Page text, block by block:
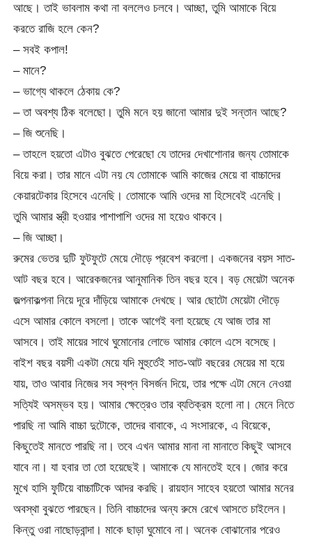
আছে। তাই ভাবলাম কথা না বললেও চলবে। আচ্ছা, তুমি আমাকে বিয়ে
করতে রাজি হলে কেন?
– সবই কপাল!
– মানে?
– ভাগ্যে থাকলে ঠেকায় কে?
– তা অবশ্য ঠিক বলেছো। তুমি মনে হয় জানো আমার দুই সন্তান আছে?
– জি শুনেছি।
– তাহলে হয়তো এটাও বুঝতে পেরেছো যে তাদের দেখাশোনার জন্য তোমাকে
বিয়ে করা। তার মানে এটা নয় যে তোমাকে আমি কাজের মেয়ে বা বাচ্চাদের
কেয়ারটেকার হিসেবে এনেছি। তোমাকে আমি ওদের মা হিসেবেই এনেছি।
তুমি আমার স্ত্রী হওয়ার পাশাপাশি ওদের মা হয়েও থাকবে।
– জি আচ্ছা।
রুমের ভেতর দুটি ফুটফুটে মেয়ে দৌড়ে প্রবেশ করলো। একজনের বয়স সাত-
আট বছর হবে। আরেকজনের আনুমানিক তিন বছর হবে। বড় মেয়েটা অনেক
জল্পনাকল্পনা নিয়ে দূরে দাঁড়িয়ে আমাকে দেখছে। আর ছোটো মেয়েটা দৌড়ে
এসে আমার কোলে বসলো। তাকে আগেই বলা হয়েছে যে আজ তার মা
আসবে। তাই মায়ের সাথে ঘুমোনোর লোভে আমার কোলে এসে বসেছে।
বাইশ বছর বয়সী একটা মেয়ে যদি মুহুর্তেই সাত-আট বছরের মেয়ের মা হয়ে
যায়, তাও আবার নিজের সব স্বপ্ন বিসর্জন দিয়ে, তার পক্ষে এটা মেনে নেওয়া
সত্যিই অসম্ভব হয়। আমার ক্ষেত্রেও তার ব্যতিক্রম হলো না। মেনে নিতে
পারছি না আমি বাচ্চা দুটোকে, তাদের বাবাকে, এ সংসারকে, এ বিয়েকে,
কিছুতেই মানতে পারছি না। তবে এখন আমার মানা না মানাতে কিছুই আসবে
যাবে না। যা হবার তা তো হয়েছেই। আমাকে যে মানতেই হবে। জোর করে
মুখে হাসি ফুটিয়ে বাচ্চাটিকে আদর করছি। রায়হান সাহেব হয়তো আমার মনের
অবস্থা বুঝতে পারছেন। তিনি বাচ্চাদের অন্য রুমে রেখে আসতে চাইলেন।
কিন্তু ওরা নাছোড়বান্দা। মাকে ছাড়া ঘুমোবে না। অনেক বোঝানোর পরেও